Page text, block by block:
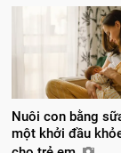
Nuôi con bằng
một khởi đầu